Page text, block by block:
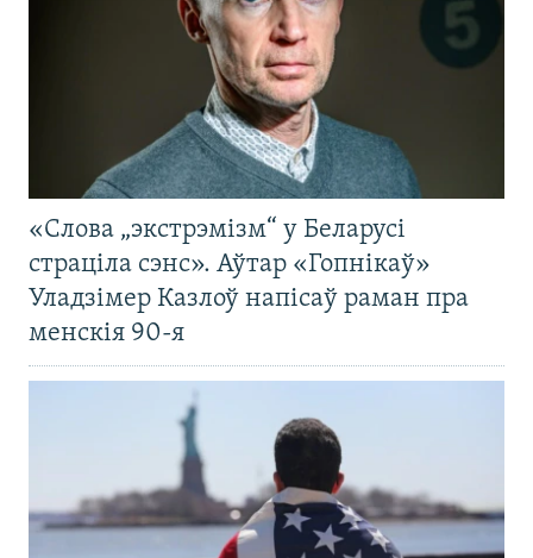
«Слова „экстрэмізм“ у Беларусі
страціла сэнс». Аўтар «Гопнікаў»
Уладзімер Казлоў напісаў раман пра
менскія 90-я